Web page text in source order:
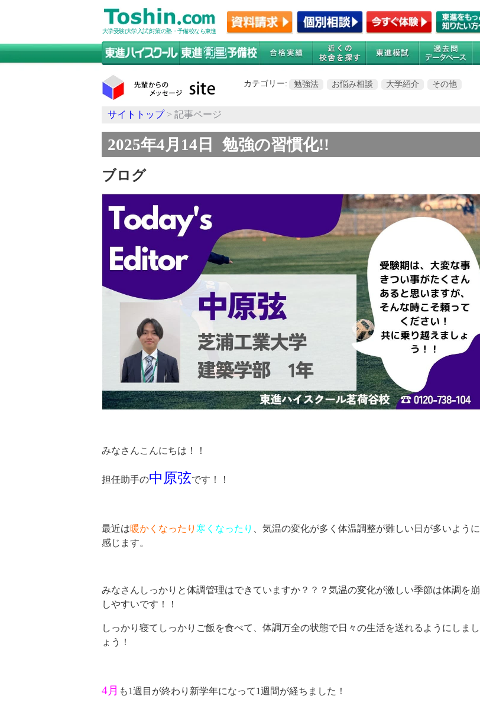
大学受験(大学入試)対策の塾・予備校なら東進
カテゴリー: 勉強法 お悩み相談 大学紹介 その他
サイトトップ> 記事ページ
2025年4月14日 勉強の習慣化!!
ブログ
みなさんこんにちは！！
担任助手の中原弦です！！
最近は暖かくなったり 寒くなったり
、気温の変化が多く体温調整が難しい日が多いように
感じます。
みなさんしっかりと体調管理はできていますか？？？気温の変化が激しい季節は体調を崩
しやすいです！！
しっかり寝てしっかりご飯を食べて、体調万全の状態で日々の生活を送れるようにしまし
ょう！
4月 も1週目が終わり新学年になって1週間が経ちました！